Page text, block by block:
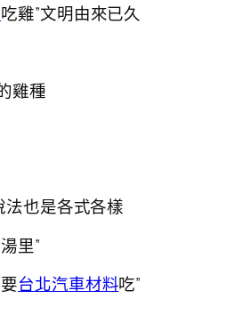
吃雞”文明由來已久
雞種
法也是各式各樣
里”
台北汽車材料吃”